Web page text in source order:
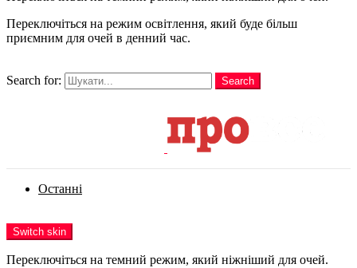
Переключіться на режим освітлення, який буде більш
приємним для очей в денний час.
Search for:
Search
Останні
Switch skin
Переключіться на темний режим, який ніжніший для очей.